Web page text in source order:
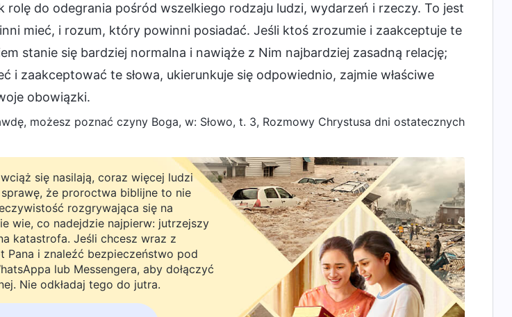
rolę do odegrania pośród wszelkiego rodzaju ludzi, wydarzeń i rzeczy. To jest
mieć, i rozum, który powinni posiadać. Jeśli ktoś zrozumie i zaakceptuje te
stanie się bardziej normalna i nawiąże z Nim najbardziej zasadną relację;
i zaakceptować te słowa, ukierunkuje się odpowiednio, zajmie właściwe
obowiązki.
możesz poznać czyny Boga, w: Słowo, t. 3, Rozmowy Chrystusa dni ostatecznych
się nasilają, coraz więcej ludzi
że proroctwa biblijne to nie
rozgrywająca się na
wie, co nadejdzie najpierw: jutrzejszy
katastrofa. Jeśli chcesz wraz z
Pana i znaleźć bezpieczeństwo pod
lub Messengera, aby dołączyć
Nie odkładaj tego do jutra.